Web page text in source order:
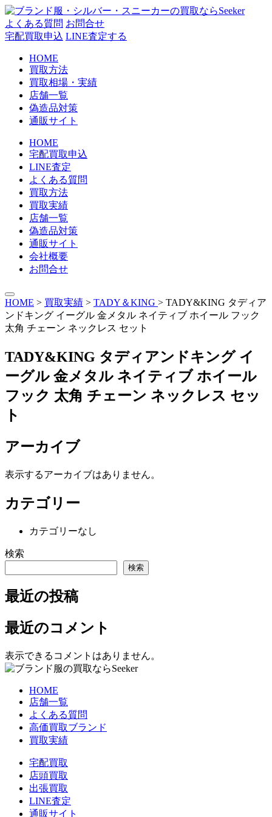
コ
ン
テ
よくある質問 お問合せ
宅配買取申込 LINE査定する
HOME
買取方法
買取相場・実績
店舗一覧
偽造品対策
通販サイト
HOME
宅配買取申込
LINE査定
よくある質問
買取方法
買取実績
店舗一覧
偽造品対策
通販サイト
会社概要
お問合せ
HOME > 買取実績 > TADY＆KING > TADY&KING タディア
ンドキング イーグル 金メタル ネイティブ ホイール フック
太角 チェーン ネックレス セット
TADY&KING タディアンドキング イ
ーグル 金メタル ネイティブ ホイール
フック 太角 チェーン ネックレス セッ
ト
アーカイブ
表示するアーカイブはありません。
カテゴリー
カテゴリーなし
検索
検索
最近の投稿
最近のコメント
表示できるコメントはありません。
HOME
店舗一覧
よくある質問
高価買取ブランド
買取実績
宅配買取
店頭買取
出張買取
LINE査定
通販サイト